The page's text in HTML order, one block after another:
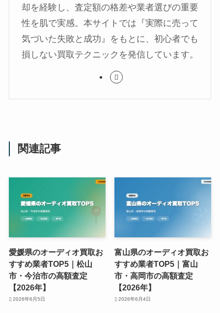
却を経験し、査定額の格差や業者選びの重要
性を肌で実感。本サイトでは『実際に売って
気づいた失敗と成功』をもとに、初心者でも
損しない買取テクニックを発信しています。
関連記事
愛媛県のオーディオ買取お
すすめ業者TOP5｜松山
市・今治市の高額査定
【2026年】
2026年6月5日
富山県のオーディオ買取お
すすめ業者TOP5｜富山
市・高岡市の高額査定
【2026年】
2026年6月4日